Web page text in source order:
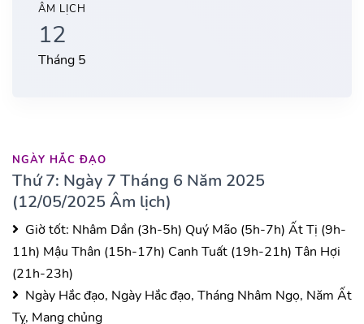
ÂM LỊCH
12
Tháng 5
NGÀY HẮC ĐẠO
Thứ 7: Ngày 7 Tháng 6 Năm 2025
(12/05/2025 Âm lịch)
Giờ tốt: Nhâm Dần (3h-5h) Quý Mão (5h-7h) Ất Tị (9h-
11h) Mậu Thân (15h-17h) Canh Tuất (19h-21h) Tân Hợi
(21h-23h)
Ngày Hắc đạo, Ngày Hắc đạo, Tháng Nhâm Ngọ, Năm Ất
Tỵ, Mang chủng